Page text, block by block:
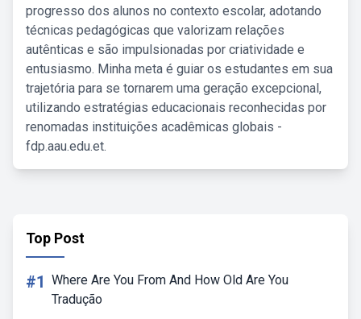
progresso dos alunos no contexto escolar, adotando
técnicas pedagógicas que valorizam relações
autênticas e são impulsionadas por criatividade e
entusiasmo. Minha meta é guiar os estudantes em sua
trajetória para se tornarem uma geração excepcional,
utilizando estratégias educacionais reconhecidas por
renomadas instituições acadêmicas globais -
fdp.aau.edu.et.
Top Post
#1 Where Are You From And How Old Are You
Tradução